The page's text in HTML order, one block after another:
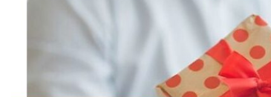
Happy
Moments
The Wine Box
Moon D’Art
QUÀ TẶNG DOANH NGHIỆP